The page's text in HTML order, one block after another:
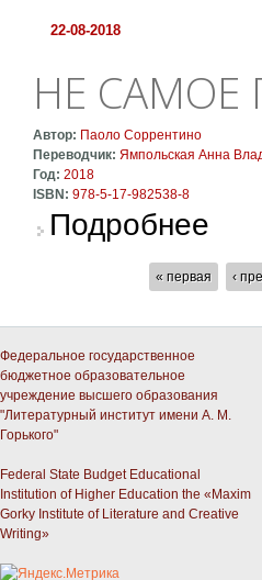
22-08-2018
НЕ САМОЕ
Автор: Паоло Соррентино
Переводчик: Ямпольская Анна
Год: 2018
ISBN: 978-5-17-982538-8
Подробнее
СТРАНИЦЫ« первая ‹
Федеральное государственное
бюджетное образовательное
учреждение высшего образования
"Литературный институт имени А. М.
Горького"
Federal State Budget Educational
Institution of Higher Education the «Maxim
Gorky Institute of Literature and Creative
Writing»